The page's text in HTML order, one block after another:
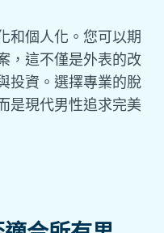
和個人化。您可以期
，這不僅是外表的改
投資。選擇專業的脫
是現代男性追求完美